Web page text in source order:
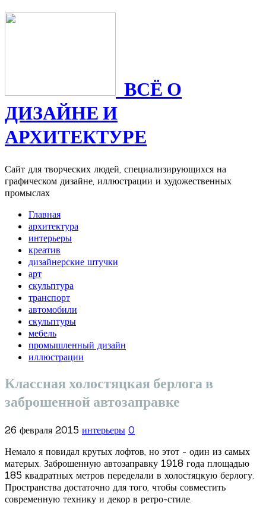
ВСЁ О
ДИЗАЙНЕ И
АРХИТЕКТУРЕ
Сайт для творческих людей, специализирующихся на
графическом дизайне, иллюстрации и художественных
промыслах
Главная
архитектура
интерьеры
креатив
дизайнерские штучки
арт
скульптура
транспорт
автомобили
скульптуры
мебель
промышленный дизайн
иллюстрации
Классная холостяцкая берлога в
заброшенной автозаправке
26 февраля 2015 интерьеры 0
Немало я повидал крутых лофтов, но этот - один из самых
матерых. Заброшенную автозаправку 1918 года площадью
185 квадратных метров переделали в холостяцкую берлогу.
Пространства достаточно для того, чтобы совместить
современную технику и декор в ретро-стиле.